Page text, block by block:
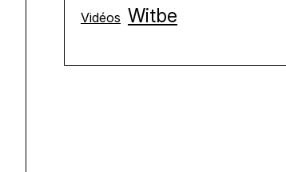
Vidéos Witbe